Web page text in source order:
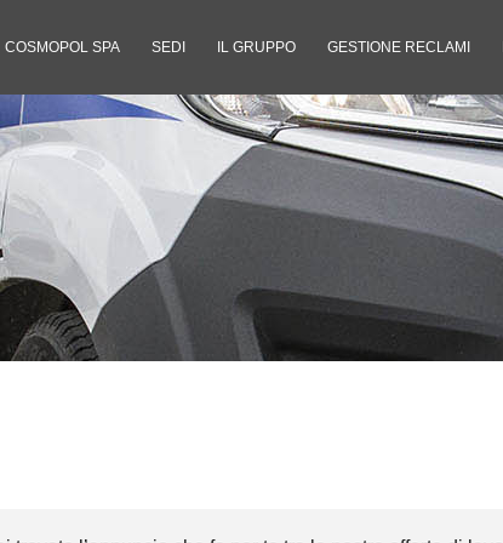
COSMOPOL SPA SEDI IL GRUPPO GESTIONE RECLAMI